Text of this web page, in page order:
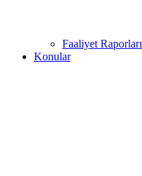
Faaliyet Raporları
Konular